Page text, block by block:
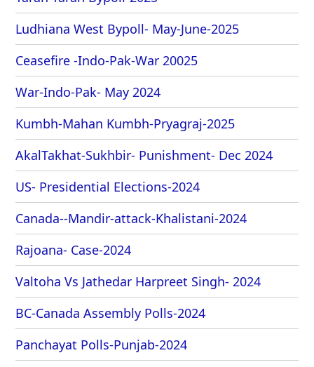
Ludhiana West Bypoll- May-June-2025
Ceasefire -Indo-Pak-War 20025
War-Indo-Pak- May 2024
Kumbh-Mahan Kumbh-Pryagraj-2025
AkalTakhat-Sukhbir- Punishment- Dec 2024
US- Presidential Elections-2024
Canada--Mandir-attack-Khalistani-2024
Rajoana- Case-2024
Valtoha Vs Jathedar Harpreet Singh- 2024
BC-Canada Assembly Polls-2024
Panchayat Polls-Punjab-2024